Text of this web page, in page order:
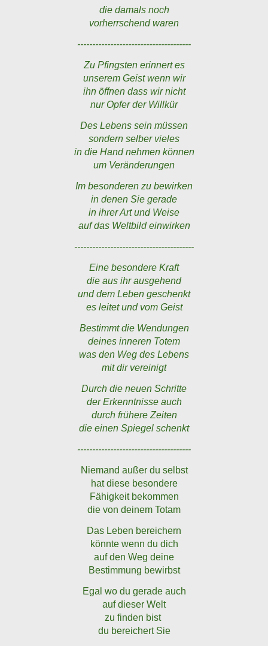
die damals noch
vorherrschend waren
--------------------------------------
Zu Pfingsten erinnert es
unserem Geist wenn wir
ihn öffnen dass wir nicht
nur Opfer der Willkür
Des Lebens sein müssen
sondern selber vieles
in die Hand nehmen können
um Veränderungen
Im besonderen zu bewirken
in denen Sie gerade
in ihrer Art und Weise
auf das Weltbild einwirken
----------------------------------------
Eine besondere Kraft
die aus ihr ausgehend
und dem Leben geschenkt
es leitet und vom Geist
Bestimmt die Wendungen
deines inneren Totem
was den Weg des Lebens
mit dir vereinigt
Durch die neuen Schritte
der Erkenntnisse auch
durch frühere Zeiten
die einen Spiegel schenkt
--------------------------------------
Niemand außer du selbst
hat diese besondere
Fähigkeit bekommen
die von deinem Totam
Das Leben bereichern
könnte wenn du dich
auf den Weg deine
Bestimmung bewirbst
Egal wo du gerade auch
auf dieser Welt
zu finden bist
du bereichert Sie